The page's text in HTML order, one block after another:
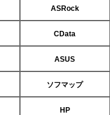
ASRock
CData
ASUS
ソフマップ
HP